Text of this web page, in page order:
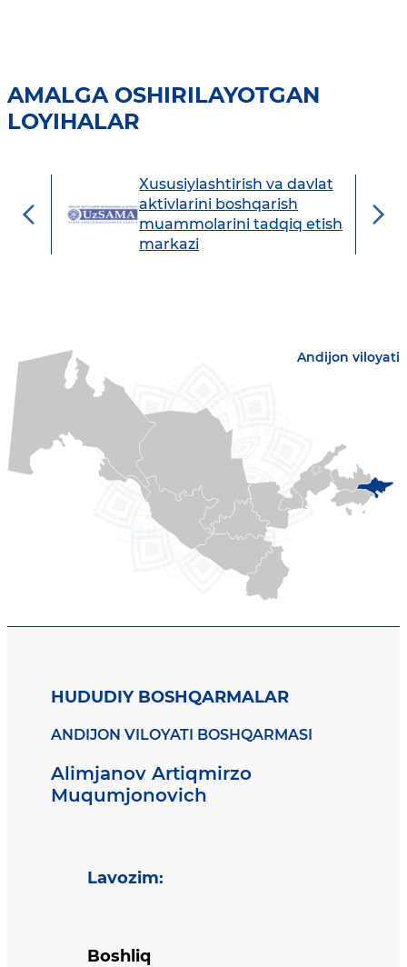
AMALGA OSHIRILAYOTGAN
LOYIHALAR
Xususiylashtirish va davlat
aktivlarini boshqarish
muammolarini tadqiq etish
markazi
Andijon viloyati
HUDUDIY BOSHQARMALAR
ANDIJON VILOYATI BOSHQARMASI
Alimjanov Artiqmirzo
Muqumjonovich
Lavozim:
Boshliq